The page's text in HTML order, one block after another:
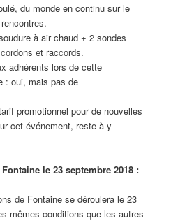
du monde en continu sur le
à air chaud + 2 sondes
et raccords.
adhérents lors de cette
: oui, mais pas de
promotionnel pour de nouvelles
cet événement, reste à y
le 23 septembre 2018 :
de Fontaine se déroulera le 23
mêmes conditions que les autres